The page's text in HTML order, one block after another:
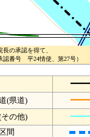
の承認を得て、
認番号 平24情使、第27号）
(県道)
の他)
間